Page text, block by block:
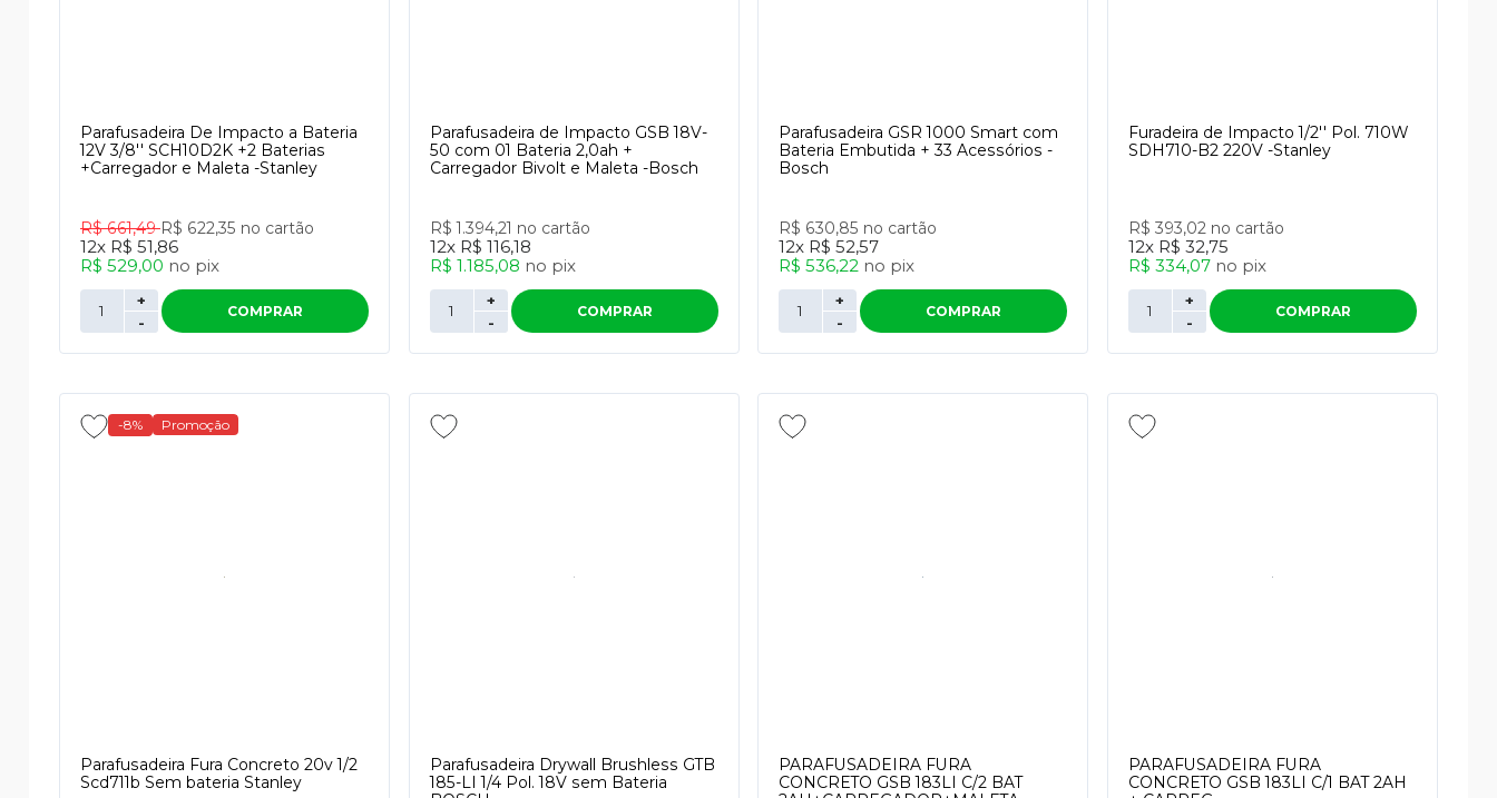
Parafusadeira De Impacto a Bateria
12V 3/8'' SCH10D2K +2 Baterias
+Carregador e Maleta -Stanley
R$ 661,49R$ 622,35 no cartão
12x R$ 51,86
R$ 529,00 no pix
-
+
COMPRAR
Parafusadeira de Impacto GSB 18V-
50 com 01 Bateria 2,0ah +
Carregador Bivolt e Maleta -Bosch
R$ 1.394,21 no cartão
12x R$ 116,18
R$ 1.185,08 no pix
-
+
COMPRAR
Parafusadeira GSR 1000 Smart com
Bateria Embutida + 33 Acessórios -
Bosch
R$ 630,85 no cartão
12x R$ 52,57
R$ 536,22 no pix
-
+
COMPRAR
Furadeira de Impacto 1/2'' Pol. 710W
SDH710-B2 220V -Stanley
R$ 393,02 no cartão
12x R$ 32,75
R$ 334,07 no pix
-
+
COMPRAR
-8% Promoção
Parafusadeira Fura Concreto 20v 1/2
Scd711b Sem bateria Stanley
Parafusadeira Drywall Brushless GTB
185-LI 1/4 Pol. 18V sem Bateria
PARAFUSADEIRA FURA
CONCRETO GSB 183LI C/2 BAT
PARAFUSADEIRA FURA
CONCRETO GSB 183LI C/1 BAT 2AH